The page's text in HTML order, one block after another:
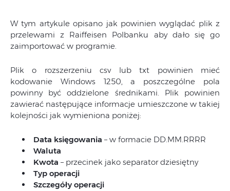
W tym artykule opisano jak powinien wyglądać plik z
przelewami z Raiffeisen Polbanku aby dało się go
zaimportować w programie.
Plik o rozszerzeniu csv lub txt powinien mieć
kodowanie Windows 1250, a poszczególne pola
powinny być oddzielone średnikami. Plik powinien
zawierać następujące informacje umieszczone w takiej
kolejności jak wymieniona poniżej:
Data księgowania – w formacie DD.MM.RRRR
Waluta
Kwota – przecinek jako separator dziesiętny
Typ operacji
Szczegóły operacji